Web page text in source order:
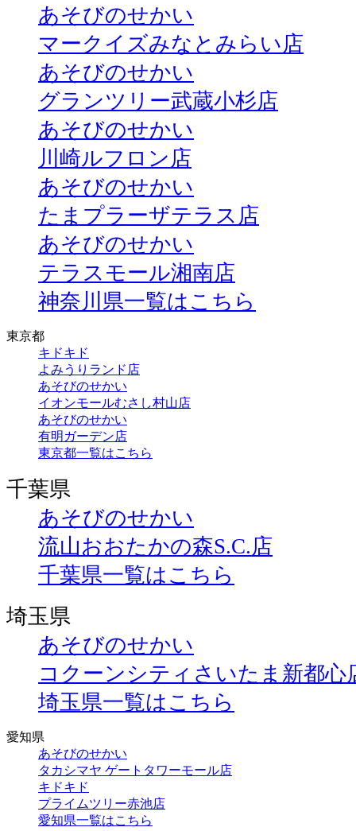
あそびのせかい
マークイズみなとみらい店
あそびのせかい
グランツリー武蔵小杉店
あそびのせかい
川崎ルフロン店
あそびのせかい
たまプラーザテラス店
あそびのせかい
テラスモール湘南店
神奈川県一覧はこちら
東京都
キドキド
よみうりランド店
あそびのせかい
イオンモールむさし村山店
あそびのせかい
有明ガーデン店
東京都一覧はこちら
千葉県
あそびのせかい
流山おおたかの森S.C.店
千葉県一覧はこちら
埼玉県
あそびのせかい
コクーンシティさいたま新都心
埼玉県一覧はこちら
愛知県
あそびのせかい
タカシマヤ ゲートタワーモール店
キドキド
プライムツリー赤池店
愛知県一覧はこちら